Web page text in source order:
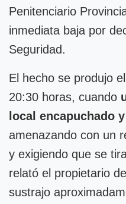
Penitenciario
inmediata baja por
Seguridad.
El hecho se produjo
20:30 horas, cuando
local encapuchado
amenazando con un
y exigiendo que se
relató el propietario
sustrajo